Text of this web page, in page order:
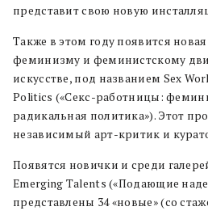
представит свою новую
Также в этом году появится
феминизму и феминистскому
искусстве, под названием Sex
Politics («Секс-работницы:
радикальная политика»). Этот
независимый арт-критик и
Появятся новички и среди
Emerging Talents («Подающие
представлены 34 «новые» (со